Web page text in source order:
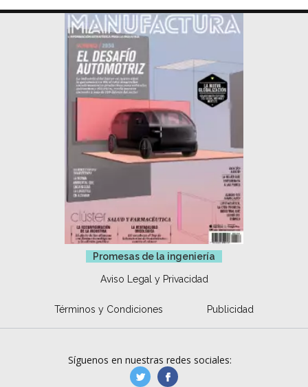
Promesas de la ingeniería
Aviso Legal y Privacidad
Términos y Condiciones Publicidad
Síguenos en nuestras redes sociales:
manufacturaGE